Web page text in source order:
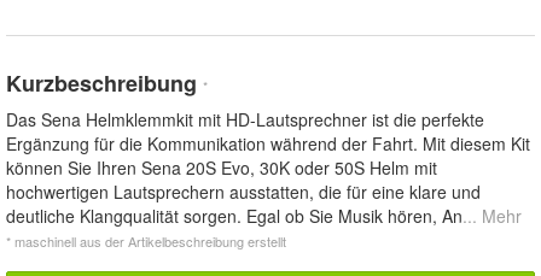
Kurzbeschreibung *
Das Sena Helmklemmkit mit HD-Lautsprechner ist die perfekte
Ergänzung für die Kommunikation während der Fahrt. Mit diesem Kit
können Sie Ihren Sena 20S Evo, 30K oder 50S Helm mit
hochwertigen Lautsprechern ausstatten, die für eine klare und
deutliche Klangqualität sorgen. Egal ob Sie Musik hören, An... Mehr
* maschinell aus der Artikelbeschreibung erstellt